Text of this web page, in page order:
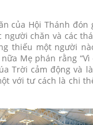
của Hội Thánh đón
chăn và các
thiếu một người
Mẹ phán rằng
Trời cảm động và
với tư cách là chi